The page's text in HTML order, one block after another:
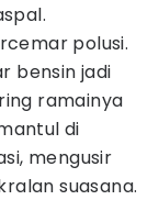
polusi.
bensin jadi
ramainya
di
mengusir
suasana.